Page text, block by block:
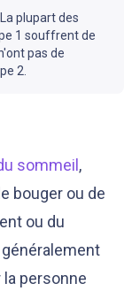
plupart des
1 souffrent de
pas de
2.
sommeil ,
bouger ou de
ou du
personne